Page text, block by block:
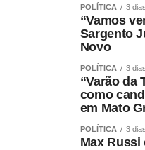
Na justificativa, Dias
preservar o ambiente
econômica dos
empreendimentos já
proibição da atividade no
O vereador
amparada na
POLÍTICA 3
“Vamos
Sargento
Novo
POLÍTICA 3
“Varão da
como
em Mato
POLÍTICA 3
Max